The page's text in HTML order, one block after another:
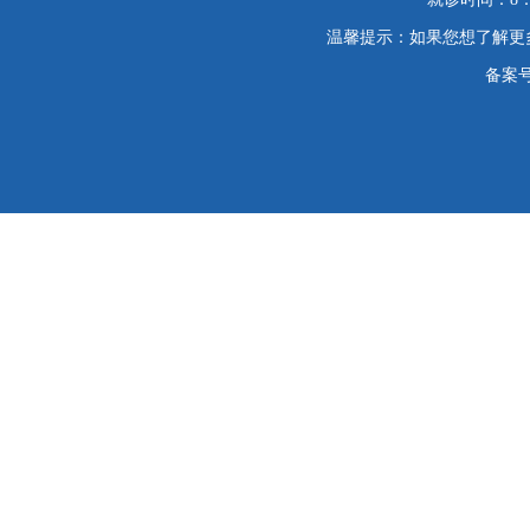
温馨提示：如果您想了解
备案